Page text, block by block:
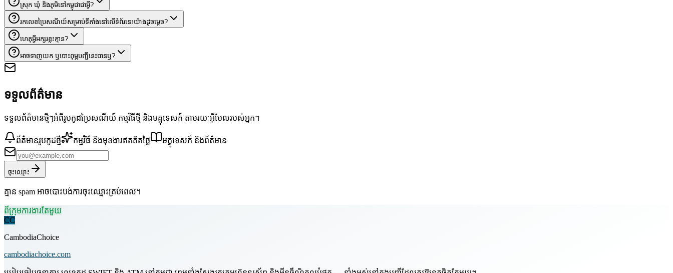
ស្រុក ឃុំ និងភូមិនៅកម្ពុជាជាអ្វី?
រកលេខប្រៃសណីយ៍សម្រាប់ទីតាំងនៅលើទំព័រនេះយ៉ាងដូចម្តេច?
ហេតុអ្វីអក្សរខ្លះគ្មាន?
អាចទាញយក ឬបោះពុម្ភបញ្ជីនេះបានឬ?
ទទួលព័ត៌មាន
ទទួលព័ត៌មានថ្មីៗអំពីរូបកូដប្រៃសណីយ៍ កម្មវិធីថ្មី និងមគ្គុទេសក៍ តាមរយៈអ៊ីមែលរបស់អ្នក។
ព័ត៌មានរូបកូដថ្មី កម្មវិធី និងមុខងារឥតគិតថ្លៃ មគ្គុទេសក៍ និងព័ត៌មាន
ចុះឈ្មោះ
គ្មាន spam អាចបោះបង់ការចុះឈ្មោះគ្រប់ពេល។
ពីក្រុមការងារតែមួយ
CC
CambodiaChoice
cambodiachoice.com